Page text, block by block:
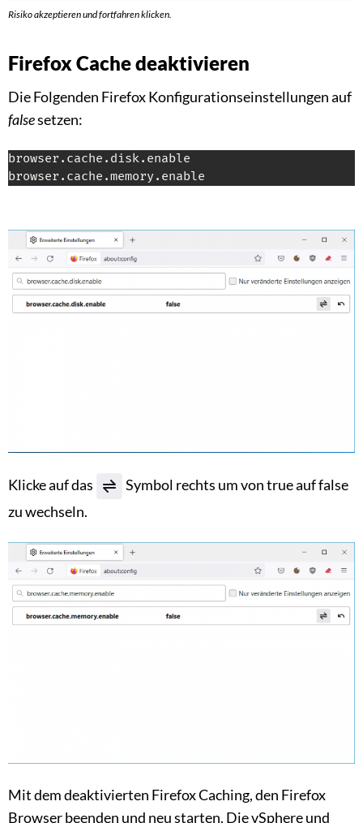
Risiko akzeptieren und fortfahren klicken.
Firefox Cache deaktivieren
Die Folgenden Firefox Konfigurationseinstellungen auf
falsesetzen:
browser.cache.disk.enable
browser.cache.memory.enable
Klicke auf das
Symbol rechts um von true auf false
zu wechseln.
Mit dem deaktivierten Firefox Caching, den Firefox
Browser beenden und neu starten. Die vSphere und